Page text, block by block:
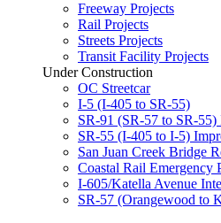
Freeway Projects
Rail Projects
Streets Projects
Transit Facility Projects
Under Construction
OC Streetcar
I-5 (I-405 to SR-55)
SR-91 (SR-57 to SR-
SR-55 (I-405 to I-5)
San Juan Creek Bridge
Coastal Rail Emergency
I-605/Katella Avenue
SR-57 (Orangewood to